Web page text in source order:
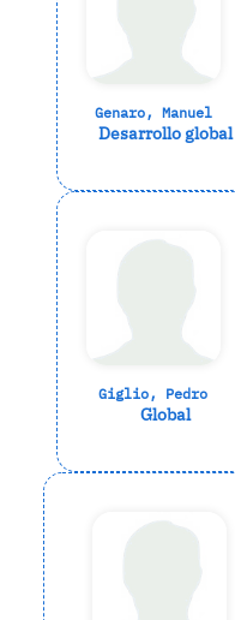
Genaro, Manuel
Desarrollo global
Giglio, Pedro
Global